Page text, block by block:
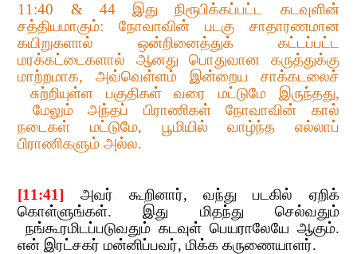
11:40 & 44​​ இது நிரூபிக்கப்பட்ட கடவுளின்
சத்தியமாகும்: நோவாவின் படகு சாதாரணமான
கயிறுகளால் ஒன்றினைத்துக் கட்டப்பட்ட
மரக்கட்டைகளால் ஆனது பொதுவான கருத்துக்கு
மாற்றமாக,​​அவ்வெள்ளம் இன்றைய சாக்கடலைச்
சுற்றியுள்ள பகுதிகள் வரை மட்டுமே இருந்தது,​​
மேலும் அந்தப் பிராணிகள் நோவாவின் கால்
நடைகள் மட்டுமே,​​ பூமியில் வாழ்ந்த எல்லாப்
பிராணிகளும் அல்ல.
[11:41] அவர் கூறினார்,​​வந்து படகில் ஏறிக்
கொள்ளுங்கள். இது மிதந்து செல்வதும்​​
நங்கூரமிடப்படுவதும் கடவுள் பெயராலேயே ஆகும்.
என் இரட்சகர் மன்னிப்பவர்,​​மிக்க கருணையாளர்.